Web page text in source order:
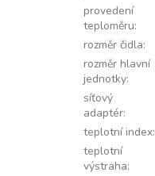
provedení
teploměru:
rozměr čidla:
rozměr hlavní
jednotky:
síťový
adaptér:
teplotní index:
teplotní
výstraha: